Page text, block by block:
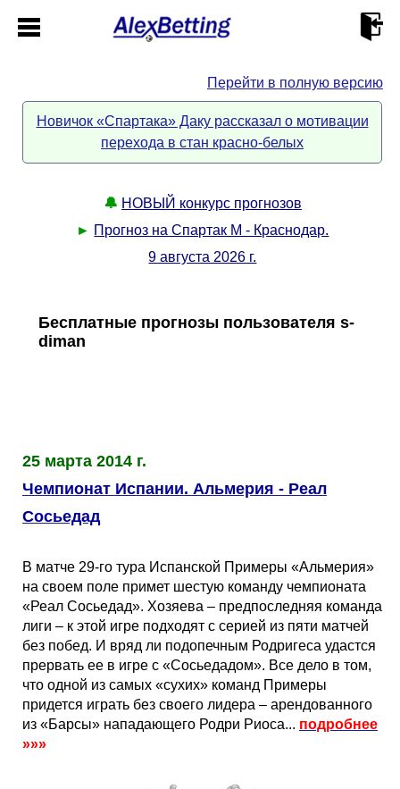
Описание
Отзывы
Вакансии
Реклама
RSS
Прогнозы
Платные
Чемпионатов
Еврокубки
Лига Конференций
Чемпионат Мира
Чемпионат Европы
Расчёт системы
На что ставят?
Telegram Bot
Перейти в полную версию
Новичок «Спартака» Даку рассказал о мотивации
перехода в стан красно-белых
🔔 НОВЫЙ конкурс прогнозов
► Прогноз на Спартак М - Краснодар.
9 августа 2026 г.
Бесплатные прогнозы пользователя s-
diman
25 марта 2014 г.
Чемпионат Испании. Альмерия - Реал
Сосьедад
В матче 29-го тура Испанской Примеры «Альмерия»
на своем поле примет шестую команду чемпионата
«Реал Сосьедад». Хозяева – предпоследняя команда
лиги – к этой игре подходят с серией из пяти матчей
без побед. И вряд ли подопечным Родригеса удастся
прервать ее в игре с «Сосьедадом». Все дело в том,
что одной из самых «сухих» команд Примеры
придется играть без своего лидера – арендованного
из «Барсы» нападающего Родри Риоса... подробнее
»»»